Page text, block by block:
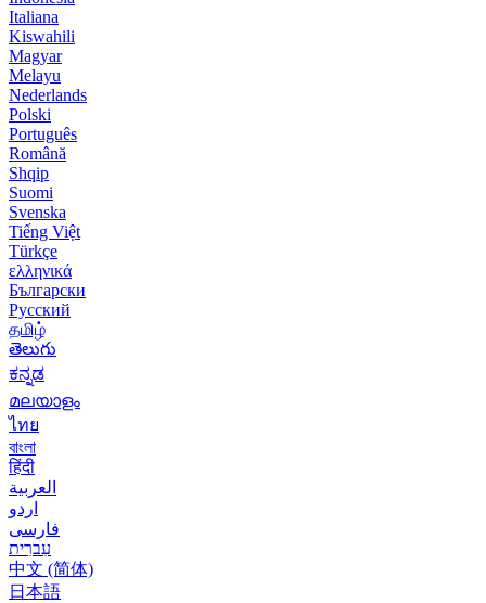
Italiana
Kiswahili
Magyar
Melayu
Nederlands
Polski
Português
Română
Shqip
Suomi
Svenska
Tiếng Việt
Türkçe
ελληνικά
Български
Русский
தமிழ்
తెలుగు
ಕನ್ನಡ
മലയാളം
ไทย
বাংলা
हिंदी
العربية
اردو
فارسی
עִברִית
中文 (简体)
日本語